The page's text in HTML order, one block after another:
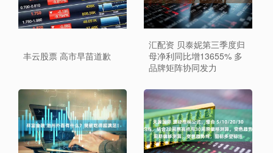
丰云股票 高市早苗道歉
汇配资 贝泰妮第三季度归
母净利同比增13655% 多
品牌矩阵协同发力